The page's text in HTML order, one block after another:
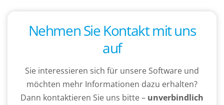
Nehmen Sie Kontakt mit uns
auf
Sie interessieren sich für unsere Software und
möchten mehr Informationen dazu erhalten?
Dann kontaktieren Sie uns bitte – unverbindlich